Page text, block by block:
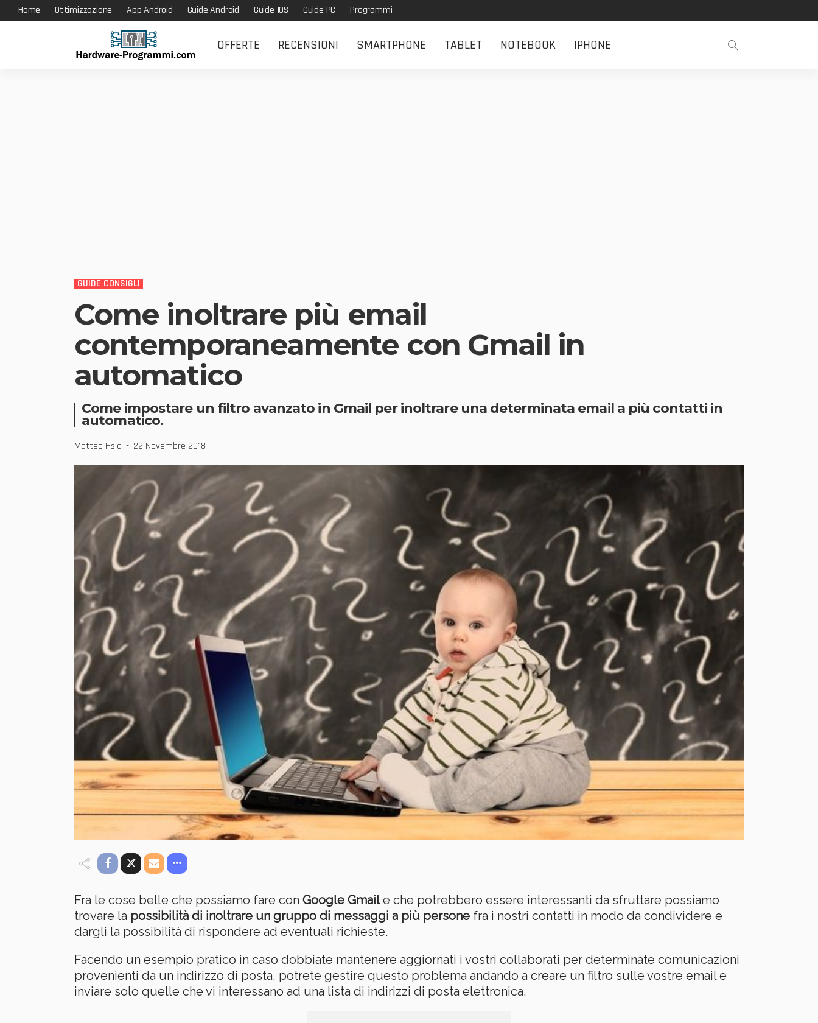
Home Ottimizzazione App Android Guide Android Guide IOS Guide PC Programmi
OFFERTE RECENSIONI SMARTPHONE TABLET NOTEBOOK IPHONE
GUIDE CONSIGLI
Come inoltrare più email
contemporaneamente con Gmail in
automatico
Come impostare un filtro avanzato in Gmail per inoltrare una determinata email a più contatti in
automatico.
Matteo Hsia 22 Novembre 2018
Fra le cose belle che possiamo fare con Google Gmaile che potrebbero essere interessanti da sfruttare possiamo
trovare la possibilità di inoltrare un gruppo di messaggi a più persone fra i nostri contatti in modo da condividere e
dargli la possibilità di rispondere ad eventuali richieste.
Facendo un esempio pratico in caso dobbiate mantenere aggiornati i vostri collaborati per determinate comunicazioni
provenienti da un indirizzo di posta, potrete gestire questo problema andando a creare un filtro sulle vostre email e
inviare solo quelle che vi interessano ad una lista di indirizzi di posta elettronica.